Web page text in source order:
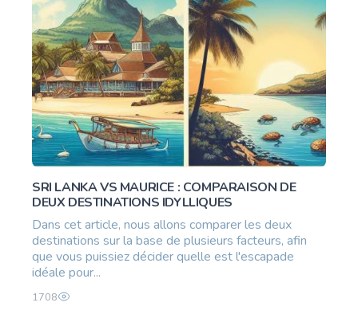
SRI LANKA VS MAURICE : COMPARAISON DE
DEUX DESTINATIONS IDYLLIQUES
Dans cet article, nous allons comparer les deux
destinations sur la base de plusieurs facteurs, afin
que vous puissiez décider quelle est l'escapade
idéale pour...
1708